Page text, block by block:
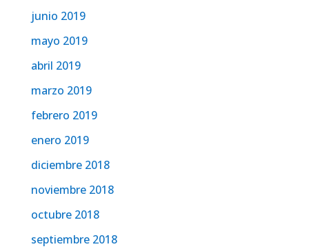
junio 2019
mayo 2019
abril 2019
marzo 2019
febrero 2019
enero 2019
diciembre 2018
noviembre 2018
octubre 2018
septiembre 2018